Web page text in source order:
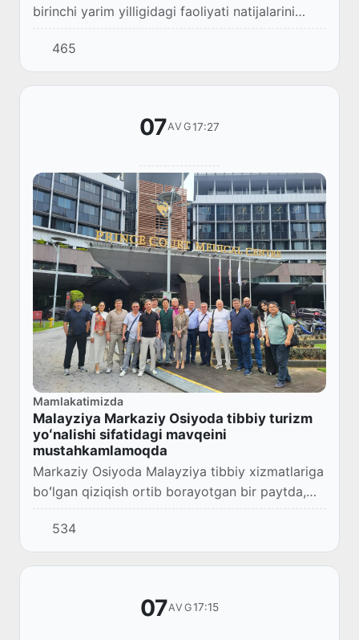
birinchi yarim yilligidagi faoliyati natijalarini
maʼlum qildi. Bank aktivlari 30,7 trln soʻmga
yetgan, yarim yilda 6,8 trln soʻm kre...
465
07AVG17:27
Mamlakatimizda
Malayziya Markaziy Osiyoda tibbiy turizm
yoʻnalishi sifatidagi mavqeini
mustahkamlamoqda
Markaziy Osiyoda Malayziya tibbiy xizmatlariga
boʻlgan qiziqish ortib borayotgan bir paytda,
Oʻzbekiston va Qozogʻistondan kelgan yetakchi
sogʻliqni saqlash mutaxassislari Malayziy...
534
07AVG17:15